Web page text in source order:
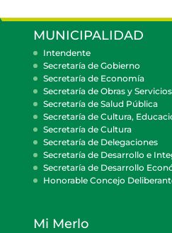
MUNICIPALIDAD
Intendente
Secretaría de Gobierno
Secretaría de Economía
Secretaría de Obras y
Secretaría de Salud Pública
Secretaría de Cultura,
Secretaría de Cultura
Secretaría de Delegaciones
Secretaría de Desarrollo e
Secretaría de Desarrollo
Honorable Concejo
Mi Merlo